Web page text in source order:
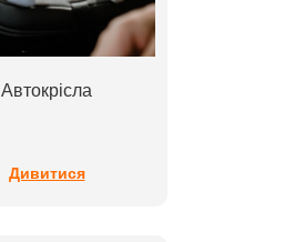
Автокрісла
Дивитися